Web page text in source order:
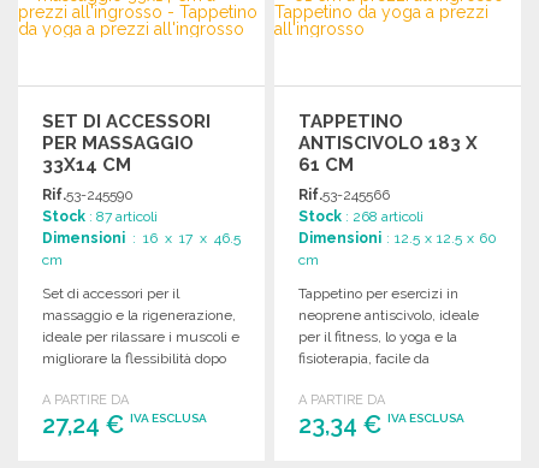
Richiedi un preventivo
SET DI ACCESSORI
PER MASSAGGIO
33X14 CM
Rif.53-245590
Stock : 87 articoli
Dimensioni : 16 x 17 x 46.5
cm
Set di accessori per il
massaggio e la rigenerazione,
ideale per rilassare i muscoli e
migliorare la flessibilità dopo
A PARTIRE DA
27,24 € IVA ESCLUSA
TAPPETINO
ANTISCIVOLO 183 X
61 CM
Rif.53-245566
Stock : 268 articoli
Dimensioni : 12.5 x 12.5 x 60
cm
Tappetino per esercizi in
neoprene antiscivolo, ideale
per il fitness, lo yoga e la
fisioterapia, facile da
A PARTIRE DA
23,34 €IVA ESCLUSA